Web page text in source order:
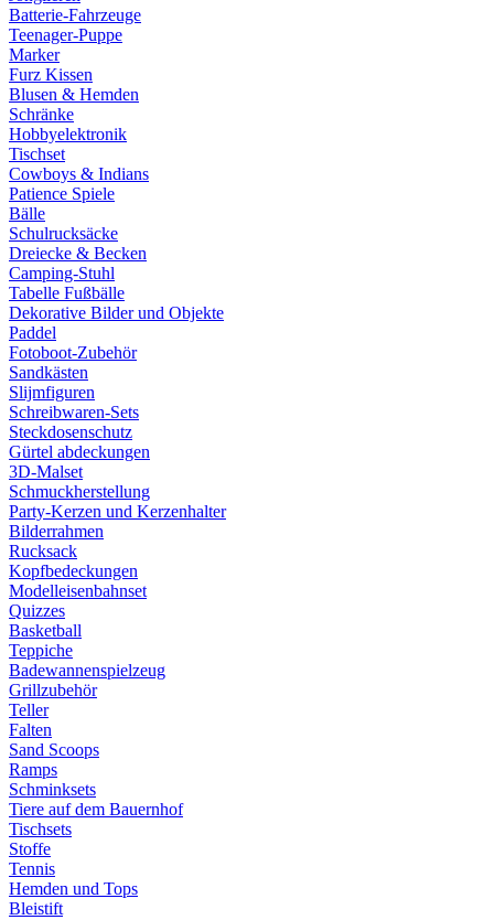
Batterie-Fahrzeuge
Teenager-Puppe
Marker
Furz Kissen
Blusen & Hemden
Schränke
Hobbyelektronik
Tischset
Cowboys & Indians
Patience Spiele
Bälle
Schulrucksäcke
Dreiecke & Becken
Camping-Stuhl
Tabelle Fußbälle
Dekorative Bilder und Objekte
Paddel
Fotoboot-Zubehör
Sandkästen
Slijmfiguren
Schreibwaren-Sets
Steckdosenschutz
Gürtel abdeckungen
3D-Malset
Schmuckherstellung
Party-Kerzen und Kerzenhalter
Bilderrahmen
Rucksack
Kopfbedeckungen
Modelleisenbahnset
Quizzes
Basketball
Teppiche
Badewannenspielzeug
Grillzubehör
Teller
Falten
Sand Scoops
Ramps
Schminksets
Tiere auf dem Bauernhof
Tischsets
Stoffe
Tennis
Hemden und Tops
Bleistift